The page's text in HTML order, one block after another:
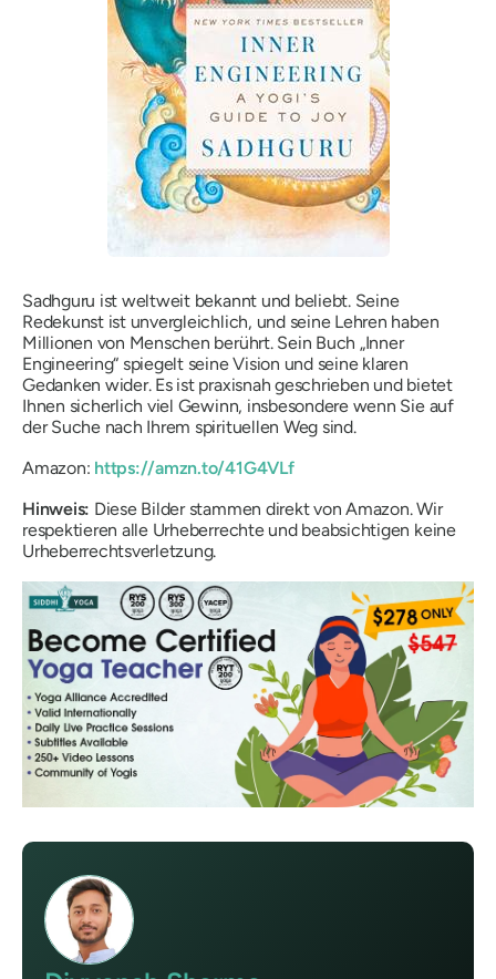
Sadhguru ist weltweit bekannt und beliebt. Seine
Redekunst ist unvergleichlich, und seine Lehren haben
Millionen von Menschen berührt. Sein Buch „Inner
Engineering“ spiegelt seine Vision und seine klaren
Gedanken wider. Es ist praxisnah geschrieben und bietet
Ihnen sicherlich viel Gewinn, insbesondere wenn Sie auf
der Suche nach Ihrem spirituellen Weg sind.
Amazon: https://amzn.to/41G4VLf
Hinweis: Diese Bilder stammen direkt von Amazon. Wir
respektieren alle Urheberrechte und beabsichtigen keine
Urheberrechtsverletzung.